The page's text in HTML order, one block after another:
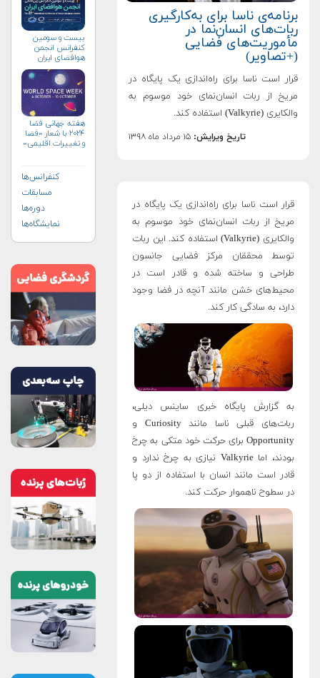
برنامه‌ی ناسا برای به‌کارگیری
ربات‌های انسان‌نما در
مأموریت‌های فضایی
(+تصاویر)
قرار است ناسا برای راه‌اندازی یک پایگاه در
مریخ از ربات انسان‌نمای خود موسوم به
والکایری (Valkyrie) استفاده کند.
تاریخ ویرایش: ۱۵ مرداد ماه ۱۳۹۸
قرار است ناسا برای راه‌اندازی یک پایگاه در
مریخ از ربات انسان‌نمای خود موسوم به
والکایری (Valkyrie) استفاده کند. این ربات
توسط محققان مرکز فضایی جانسون
طراحی و ساخته شده و قادر است در
محیط‌های خشن مانند آنچه در فضا وجود
دارد، به سادگی کار کند.
به گزارش پایگاه خبری ساینس دیلی،
ربات‌های قبلی ناسا مانند Curiosity و
Opportunity برای حرکت خود متکی به چرخ
بودند، اما Valkyrie نیازی به چرخ ندارد و
قادر است مانند انسان با استفاده از دو پا
در سطوح ناهموار حرکت کند.
بیست و سومین
کنفرانس انجمن
هوافضای ايران
هفته جهانی فضا
۲۰۲۴ با شعار «فضا
و تغییرات اقلیمی»
کنفرانس‌ها
مسابقات
دوره‌ها
نمایشگاه‌ها